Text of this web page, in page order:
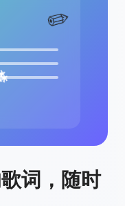
词，随时
✏️